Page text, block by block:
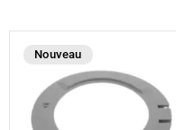
Nouveau